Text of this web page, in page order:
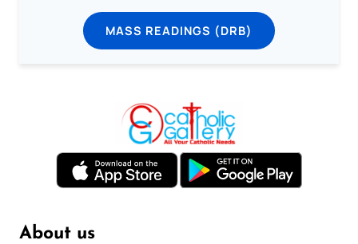
MASS READINGS (DRB)
About us